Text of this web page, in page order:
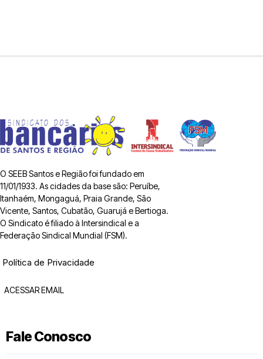
O SEEB Santos e Região foi fundado em
11/01/1933. As cidades da base são: Peruíbe,
Itanhaém, Mongaguá, Praia Grande, São
Vicente, Santos, Cubatão, Guarujá e Bertioga.
O Sindicato é filiado à Intersindical e a
Federação Sindical Mundial (FSM).
Política de Privacidade
ACESSAR EMAIL
Fale Conosco